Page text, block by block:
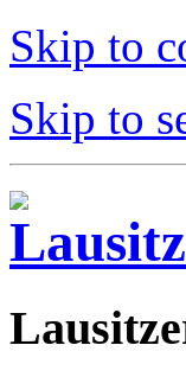
Skip to
Skip to